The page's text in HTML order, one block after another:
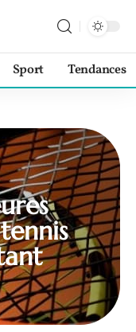
Sport Tendances